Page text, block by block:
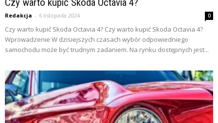
Redakcja - 6 listopada 2024 0
Czy warto kupić Skoda Octavia 4? Czy warto kupić Skoda Octavia 4?
Wprowadzenie W dzisiejszych czasach wybór odpowiedniego
samochodu może być trudnym zadaniem. Na rynku dostępnych jest...